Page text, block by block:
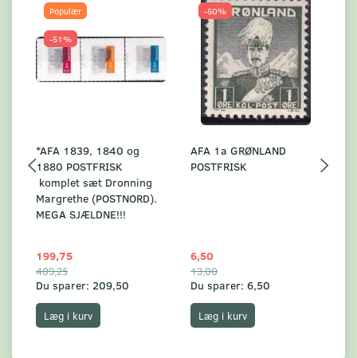
Populær
-51%
*AFA 1839, 1840 og
1880 POSTFRISK
komplet sæt Dronning
Margrethe (POSTNORD).
MEGA SJÆLDNE!!!
199,75
409,25
Du sparer: 209,50
Læg i kurv
-50%
AFA 1a GRØNLAND
POSTFRISK
6,50
13,00
Du sparer: 6,50
Læg i kurv